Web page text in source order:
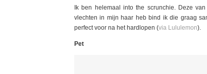
Ik ben helemaal into the scrunchie. Deze
vlechten in mijn haar heb bind ik die graag
perfect voor na het hardlopen (via Lululemon).
Pet